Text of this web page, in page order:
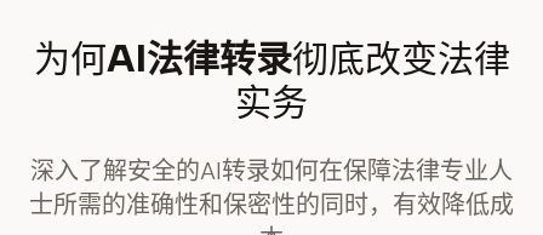
为何AI法律转录彻底改变法律
实务
深入了解安全的AI转录如何在保障法律专业人
士所需的准确性和保密性的同时，有效降低成